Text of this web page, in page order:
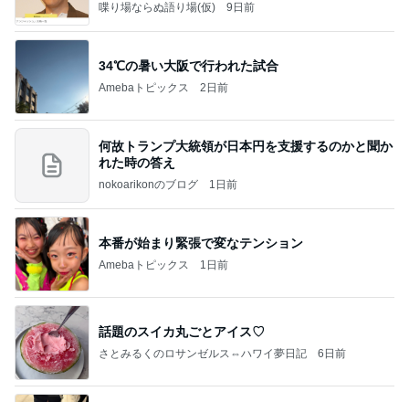
喋り場ならぬ語り場(仮) 9日前
34℃の暑い大阪で行われた試合
Amebaトピックス 2日前
何故トランプ大統領が日本円を支援するのかと聞か
れた時の答え
nokoarikonのブログ 1日前
本番が始まり緊張で変なテンション
Amebaトピックス 1日前
話題のスイカ丸ごとアイス♡
さとみるくのロサンゼルス⇔ハワイ夢日記 6日前